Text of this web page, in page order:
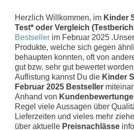
Herzlich Willkommen, im Kinder
Test* oder Vergleich
Bestseller im Februar 2025
Produkte, welche sich gegen
behaupten konnten, oft von
gut bzw. sehr gut bewertet
Auflistung kannst Du die Kinder
Februar 2025 Bestseller
Anhand von
Regel viele Aussagen über
Lieferzeiten und vieles mehr
über aktuelle Preisnachlässe